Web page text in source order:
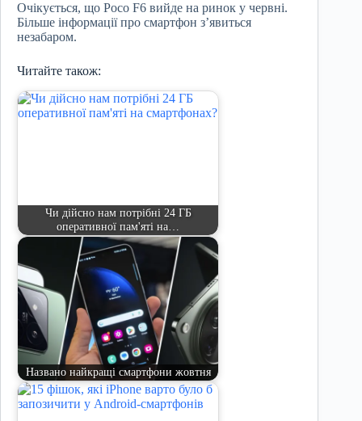
Очікується, що Poco F6 вийде на ринок у червні.
Більше інформації про смартфон з’явиться
незабаром.
Читайте також:
Чи дійсно нам потрібні 24 ГБ
оперативної пам'яті на…
Названо найкращі смартфони жовтня